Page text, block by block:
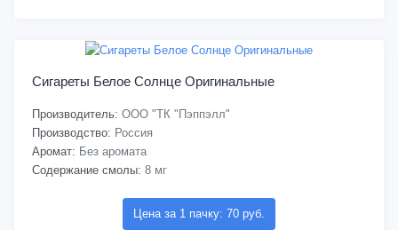
Сигареты Белое Солнце Оригинальные
Производитель: ООО "ТК "Пэппэлл"
Производство: Россия
Аромат: Без аромата
Содержание смолы: 8 мг
Цена за 1 пачку: 70 руб.